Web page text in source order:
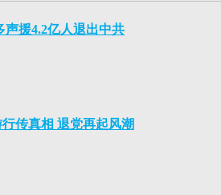
声援4.2亿人退出中共
传真相 退党再起风潮